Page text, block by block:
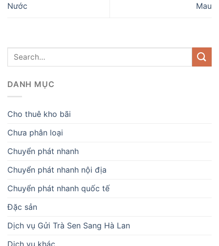
Nước
Mau
DANH MỤC
Cho thuê kho bãi
Chưa phân loại
Chuyển phát nhanh
Chuyển phát nhanh nội địa
Chuyển phát nhanh quốc tế
Đặc sản
Dịch vụ Gửi Trà Sen Sang Hà Lan
Dịch vụ khác